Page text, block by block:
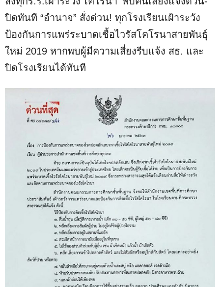
ปิดทันที “อำนาจ” สั่งด่วน! ทุกโรงเรียนเฝ้าระวัง
ป้องกันการแพร่ระบาดเชื้อไวรัสโคโรนาสายพันธุ์
ใหม่ 2019 หากพบผู้มีความเสี่ยงรีบแจ้ง สธ. และ
ปิดโรงเรียนได้ทันที